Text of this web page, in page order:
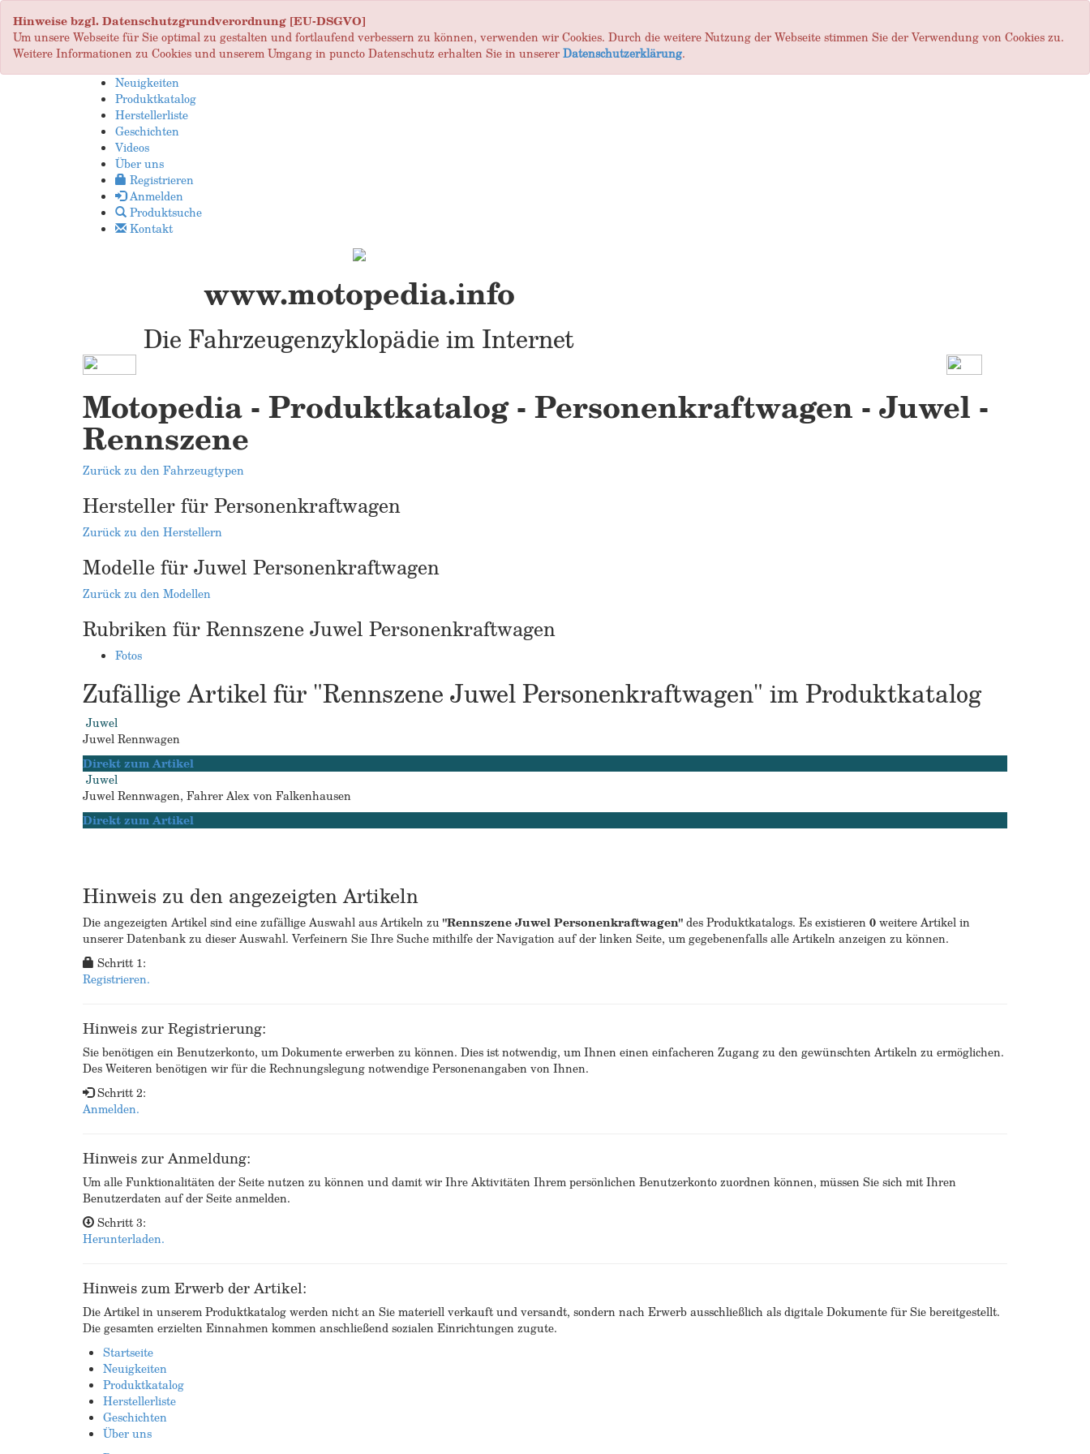
Hinweise bzgl. Datenschutzgrundverordnung [EU-DSGVO]
Um unsere Webseite für Sie optimal zu gestalten und fortlaufend verbessern zu können, verwenden wir Cookies. Durch die weitere Nutzung der Webseite stimmen Sie der Verwendung von Cookies zu.
Weitere Informationen zu Cookies und unserem Umgang in puncto Datenschutz erhalten Sie in unsererDatenschutzerklärung.
Neuigkeiten
Produktkatalog
Herstellerliste
Geschichten
Videos
Über uns
Registrieren
Anmelden
Produktsuche
Kontakt
www.motopedia.info
Die Fahrzeugenzyklopädie im Internet
Motopedia - Produktkatalog - Personenkraftwagen - Juwel -
Rennszene
Zurück zu den Fahrzeugtypen
Hersteller für Personenkraftwagen
Zurück zu den Herstellern
Modelle für Juwel Personenkraftwagen
Zurück zu den Modellen
Rubriken für Rennszene Juwel Personenkraftwagen
Fotos
Zufällige Artikel für "Rennszene Juwel Personenkraftwagen" im Produktkatalog
Juwel
Juwel Rennwagen
Direkt zum Artikel
Juwel
Juwel Rennwagen, Fahrer Alex von Falkenhausen
Direkt zum Artikel
Hinweis zu den angezeigten Artikeln
Die angezeigten Artikel sind eine zufällige Auswahl aus Artikeln zu"Rennszene Juwel Personenkraftwagen"des Produktkatalogs. Es existieren0weitere Artikel in
unserer Datenbank zu dieser Auswahl. Verfeinern Sie Ihre Suche mithilfe der Navigation auf der linken Seite, um gegebenenfalls alle Artikeln anzeigen zu können.
Schritt 1:
Registrieren.
Hinweis zur Registrierung:
Sie benötigen ein Benutzerkonto, um Dokumente erwerben zu können. Dies ist notwendig, um Ihnen einen einfacheren Zugang zu den gewünschten Artikeln zu ermöglichen.
Des Weiteren benötigen wir für die Rechnungslegung notwendige Personenangaben von Ihnen.
Schritt 2:
Anmelden.
Hinweis zur Anmeldung:
Um alle Funktionalitäten der Seite nutzen zu können und damit wir Ihre Aktivitäten Ihrem persönlichen Benutzerkonto zuordnen können, müssen Sie sich mit Ihren
Benutzerdaten auf der Seite anmelden.
Schritt 3:
Herunterladen.
Hinweis zum Erwerb der Artikel:
Die Artikel in unserem Produktkatalog werden nicht an Sie materiell verkauft und versandt, sondern nach Erwerb ausschließlich als digitale Dokumente für Sie bereitgestellt.
Die gesamten erzielten Einnahmen kommen anschließend sozialen Einrichtungen zugute.
Startseite
Neuigkeiten
Produktkatalog
Herstellerliste
Geschichten
Über uns